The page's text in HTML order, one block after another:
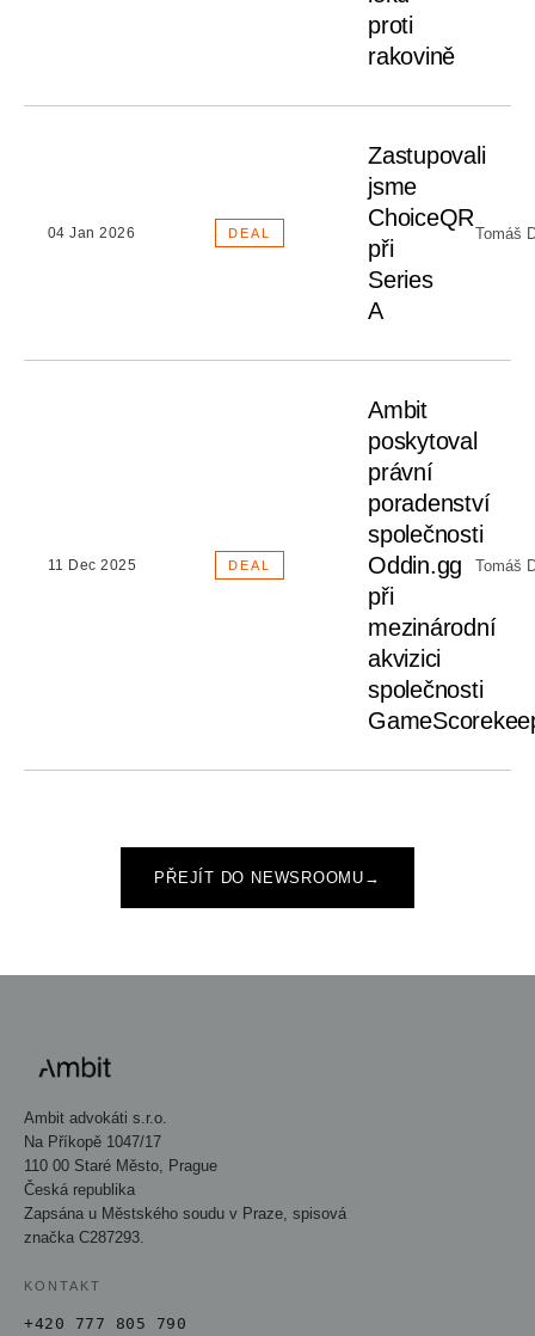
proti
rakovině
04 Jan 2026 DEAL
Zastupovali
jsme
ChoiceQR
při
Series
A
Tomáš
11 Dec 2025 DEAL
Ambit
poskytoval
právní
poradenství
společnosti
Oddin.gg
při
mezinárodní
akvizici
společnosti
Tomáš
PŘEJÍT DO NEWSROOMU →
Ambit advokáti s.r.o.
Na Příkopě 1047/17
110 00 Staré Město, Prague
Česká republika
Zapsána u Městského soudu v Praze, spisová
značka C287293.
KONTAKT
+420 777 805 790